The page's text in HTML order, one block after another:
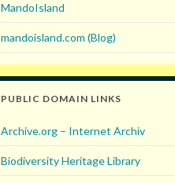
MandoIsland
mandoisland.com (Blog)
PUBLIC DOMAIN LINKS
Archive.org – Internet Archiv
Biodiversity Heritage Library